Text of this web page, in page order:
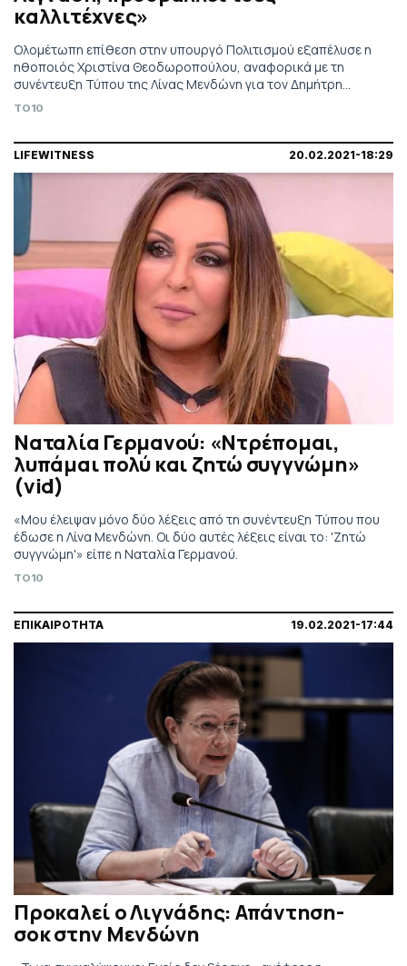
καλλιτέχνες»
Ολομέτωπη επίθεση στην υπουργό Πολιτισμού εξαπέλυσε η
ηθοποιός Χριστίνα Θεοδωροπούλου, αναφορικά με τη
συνέντευξη Τύπου της Λίνας Μενδώνη για τον Δημήτρη
Λιγνάδη.
TO10
LIFEWITNESS 20.02.2021-18:29
Ναταλία Γερμανού: «Ντρέπομαι,
λυπάμαι πολύ και ζητώ συγγνώμη»
(vid)
«Μου έλειψαν μόνο δύο λέξεις από τη συνέντευξη Τύπου που
έδωσε η Λίνα Μενδώνη. Οι δύο αυτές λέξεις είναι το: 'Ζητώ
συγγνώμη'» είπε η Ναταλία Γερμανού.
TO10
ΕΠΙΚΑΙΡΟΤΗΤΑ 19.02.2021-17:44
Προκαλεί ο Λιγνάδης: Απάντηση-
σοκ στην Μενδώνη